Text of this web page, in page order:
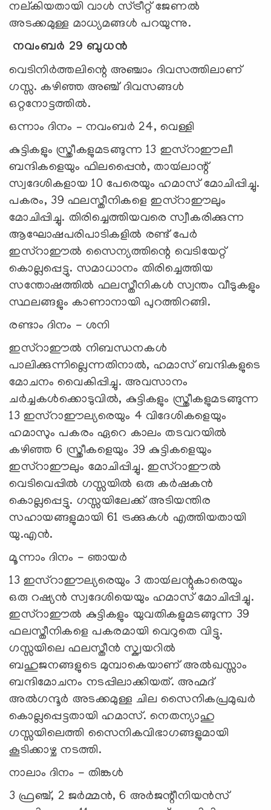
നല്കിയതായി വാള്‍ സ്ട്രീറ്റ് ജേണല്‍
അടക്കമുള്ള മാധ്യമങ്ങള്‍ പറയുന്നു.
നവംബർ 29 ബുധൻ
വെടിനിര്‍ത്തലിന്റെ അഞ്ചാം ദിവസത്തിലാണ്
ഗസ്സ. കഴിഞ്ഞ അഞ്ച് ദിവസങ്ങള്‍
ഒറ്റനോട്ടത്തില്‍.
ഒന്നാം ദിനം – നവംബര്‍ 24, വെള്ളി
കുട്ടികളും സ്ത്രീകളുമടങ്ങുന്ന 13 ഇസ്റാഈലീ
ബന്ദികളെയും ഫിലപ്പൈന്‍, തായ്‍ലാന്റ്
സ്വദേശികളായ 10 പേരെയും ഹമാസ് മോചിപ്പിച്ചു.
പകരം, 39 ഫലസ്തീനികളെ ഇസ്റാഈലും
മോചിപ്പിച്ചു. തിരിച്ചെത്തിയവരെ സ്വീകരിക്കുന്ന
ആഘോഷപരിപാടികളില്‍ രണ്ട് പേര്‍
ഇസ്റാഈല്‍ സൈന്യത്തിന്റെ വെടിയേറ്റ്
കൊല്ലപ്പെട്ടു. സമാധാനം തിരിച്ചെത്തിയ
സന്തോഷത്തില്‍ ഫലസ്തീനികള്‍ സ്വന്തം വീടുകളും
സ്ഥലങ്ങളും കാണാനായി പുറത്തിറങ്ങി.
രണ്ടാം ദിനം - ശനി
ഇസ്റാഈല്‍ നിബന്ധനകള്‍
പാലിക്കുന്നില്ലെന്നതിനാല്‍, ഹമാസ് ബന്ദികളുടെ
മോചനം വൈകിപ്പിച്ചു. അവസാനം
ചര്‍ച്ചകള്‍ക്കൊടുവില്‍, കുട്ടികളും സ്ത്രീകളുമടങ്ങുന്ന
13 ഇസ്റാഈല്യരെയും 4 വിദേശികളെയും
ഹമാസും പകരം ഏറെ കാലം തടവറയില്‍
കഴിഞ്ഞ 6 സ്ത്രീകളെയും 39 കുട്ടികളെയും
ഇസ്റാഈലും മോചിപ്പിച്ചു. ഇസ്റാഈല്‍
വെടിവെപ്പില്‍ ഗസ്സയില്‍ ഒരു കര്‍ഷകന്‍
കൊല്ലപ്പെട്ടു. ഗസ്സയിലേക്ക് അടിയന്തിര
സഹായങ്ങളുമായി 61 ട്രക്കുകള്‍ എത്തിയതായി
യു.എന്‍.
മൂന്നാം ദിനം - ഞായര്‍
13 ഇസ്റാഈല്യരെയും 3 തായ്‍ലന്റുകാരെയും
ഒരു റഷ്യന്‍ സ്വദേശിയെയും ഹമാസ് മോചിപ്പിച്ചു.
ഇസ്റാഈല്‍ കുട്ടികളും യുവതികളുമടങ്ങുന്ന 39
ഫലസ്തീനികളെ പകരമായി വെറുതെ വിട്ടു.
ഗസ്സയിലെ ഫലസ്തീന്‍ സ്ക്വയറില്‍
ബഹുജനങ്ങളുടെ മുമ്പാകെയാണ് അല്‍ഖസ്സാം
ബന്ദിമോചനം നടപ്പിലാക്കിയത്. അഹ്മദ്
അല്‍ഗന്ദൂര്‍ അടക്കമുള്ള ചില സൈനികപ്രമുഖര്‍
കൊല്ലപ്പെട്ടതായി ഹമാസ്. നെതന്യാഹു
ഗസ്സയിലെത്തി സൈനികവിഭാഗങ്ങളുമായി
കൂടിക്കാഴ്ച നടത്തി.
നാലാം ദിനം - തിങ്കള്‍
3 ഫ്രഞ്ച്, 2 ജര്‍മ്മന്‍, 6 അര്‍ജന്റീനിയന്‍സ്